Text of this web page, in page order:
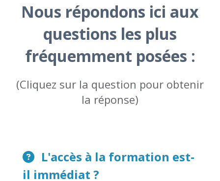
Nous répondons ici aux
questions les plus
fréquemment posées :
(Cliquez sur la question pour obtenir
la réponse)
L'accès à la formation est-
il immédiat ?